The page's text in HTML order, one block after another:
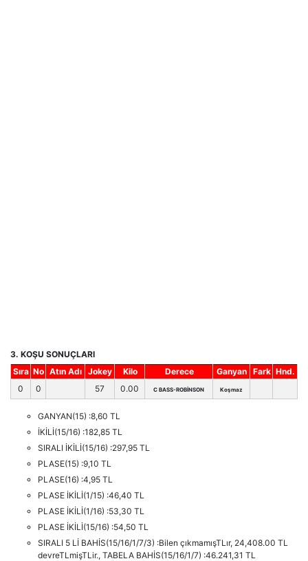
3. KOŞU SONUÇLARI
Sıra No Atın Adı Jokey Kilo Derece Ganyan Fark Hnd.
0
0 57 0.00 C BASS-ROBİNSON Koşmaz
GANYAN(15) :8,60 TL
İKİLİ(15/16) :182,85 TL
SIRALI İKİLİ(15/16) :297,95 TL
PLASE(15) :9,10 TL
PLASE(16) :4,95 TL
PLASE İKİLİ(1/15) :46,40 TL
PLASE İKİLİ(1/16) :53,30 TL
PLASE İKİLİ(15/16) :54,50 TL
SIRALI 5 Lİ BAHİS(15/16/1/7/3) :Bilen çıkmamışTLır, 24,408.00 TL
devreTLmişTLir., TABELA BAHİS(15/16/1/7) :46.241,31 TL